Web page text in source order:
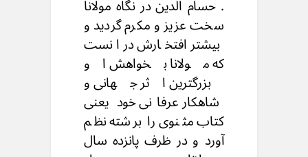
. حسام الدین در نگاه مولانا
سخت عزیز و مکرم گردید و
بیشتر افتخارش در انست
که مولانا بخواهش او
بزرگترین اثر جهانی و
شاهکار عرفانی خود یعنی
کتاب مثنوی را برشته نظم
آورد و در ظرف پانزده سال